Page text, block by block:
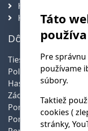
Hlavný kontrolór
Komisie
Dôležité
Tiesňová linka:112
Polícia:
158
Hasičská služba:
Záchranná služba:
Poruchy SSE: 0800
Poruchy SPP: 0850
Táto
Pre
používame
súbory.
Taktiež
cookies (
stránky,